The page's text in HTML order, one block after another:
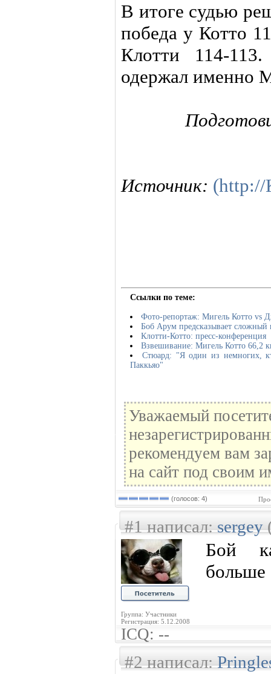
В итоге судью
победа у Котто
Клотти 114-
одержал именно
Источник: (http://
Ссылки по теме:
Фото-репортаж: Мигель Котто vs
Боб Арум предсказывает сложный
Клотти-Котто: пресс-конференция
Взвешивание: Мигель Котто 66,2
Стюард: "Я один из немногих,
Паккьяо"
Уважаемый
рекомендуем вам
на сайт под своим
(голосов: 4)
#1 написал:sergey
Группа: Участники
Регистрация: 5.12.2008
Бой
больше
ICQ: --
#2 написал: